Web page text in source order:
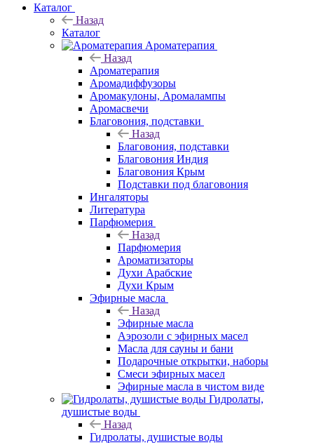
Каталог
Назад
Каталог
Ароматерапия
Назад
Ароматерапия
Аромадиффузоры
Аромакулоны, Аромалампы
Аромасвечи
Благовония, подставки
Назад
Благовония, подставки
Благовония Индия
Благовония Крым
Подставки под благовония
Ингаляторы
Литература
Парфюмерия
Назад
Парфюмерия
Ароматизаторы
Духи Арабские
Духи Крым
Эфирные масла
Назад
Эфирные масла
Аэрозоли с эфирных масел
Масла для сауны и бани
Подарочные открытки, наборы
Смеси эфирных масел
Эфирные масла в чистом виде
Гидролаты,
душистые воды
Назад
Гидролаты, душистые воды